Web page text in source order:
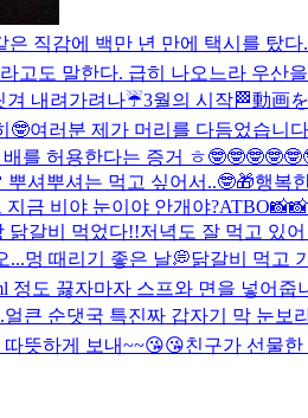
직감에 백만 년 만에 택시를 탔
도 말한다. 급히 나오느라 우산
겨 내려가려나☔️3월의 시작🏁動画
🤓여러분 제가 머리를 다듬었습니
를 허용한다는 증거 ㅎ
뿌셔뿌셔는 먹고 싶어서..🤓🎁행복
지금 비야 눈이야 안개야?ATBO📸📸
갈비 먹었다!!저녁도 잘 먹고 있
...멍 때리기 좋은 날💭닭갈비 먹고
도 끓자마자 스프와 면을 넣어
얼큰 순댓국 특진짜 갑자기 막 눈보
뜻하게 보내~~😘😘친구가 선물